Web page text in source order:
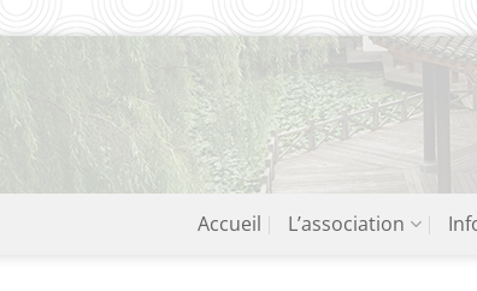
Accueil L’association